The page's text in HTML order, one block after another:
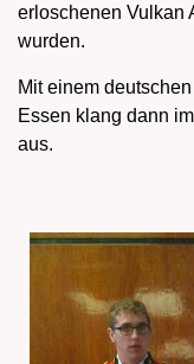
erloschenen Vulkan
wurden.
Mit einem
Essen klang dann
aus.